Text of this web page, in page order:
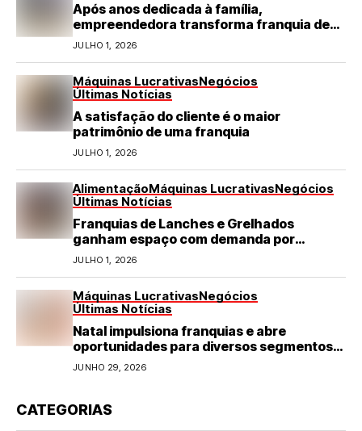
Após anos dedicada à família,
empreendedora transforma franquia de
turismo em negócio de destaque no RN
JULHO 1, 2026
Máquinas LucrativasNegócios
Últimas Notícias
A satisfação do cliente é o maior
patrimônio de uma franquia
JULHO 1, 2026
AlimentaçãoMáquinas LucrativasNegócios
Últimas Notícias
Franquias de Lanches e Grelhados
ganham espaço com demanda por
refeições rápidas e de qualidade
JULHO 1, 2026
Máquinas LucrativasNegócios
Últimas Notícias
Natal impulsiona franquias e abre
oportunidades para diversos segmentos
do varejo
JUNHO 29, 2026
CATEGORIAS